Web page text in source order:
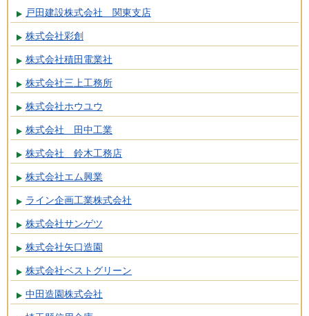
戸田建設株式会社 関東支店
株式会社彩創
株式会社積田電業社
株式会社三上工務所
株式会社ホウユウ
株式会社 田中工業
株式会社 鈴木工務店
株式会社エム興業
ライン企画工業株式会社
株式会社サンゲツ
株式会社矢口造園
株式会社ベストグリーン
中田造園株式会社